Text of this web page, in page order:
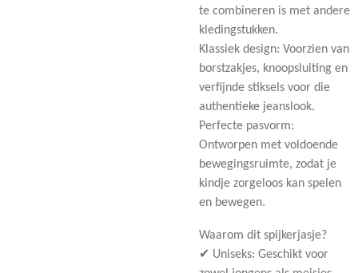
te combineren is met andere
kledingstukken.
Klassiek design: Voorzien van
borstzakjes, knoopsluiting en
verfijnde stiksels voor die
authentieke jeanslook.
Perfecte pasvorm:
Ontworpen met voldoende
bewegingsruimte, zodat je
kindje zorgeloos kan spelen
en bewegen.
Waarom dit spijkerjasje?
✔ Uniseks: Geschikt voor